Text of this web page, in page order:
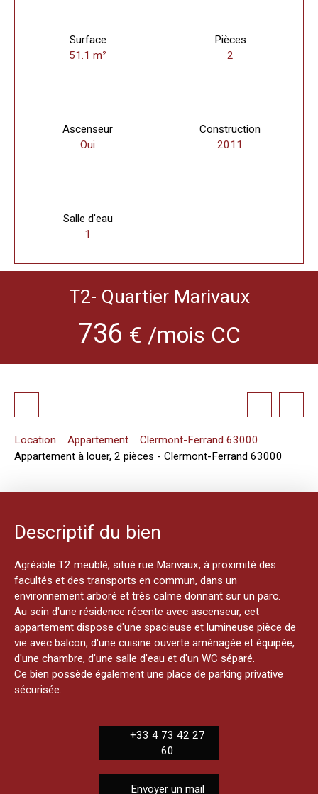
Surface
51.1m²
Pièces
2
Ascenseur
Oui
Construction
2011
Salle d'eau
1
T2- Quartier Marivaux
736 € /mois CC
Location Appartement
Clermont-Ferrand 63000
Appartement à louer, 2 pièces - Clermont-Ferrand 63000
Descriptif du bien
Agréable T2 meublé, situé rue Marivaux, à proximité des
facultés et des transports en commun, dans un
environnement arboré et très calme donnant sur un parc.
Au sein d'une résidence récente avec ascenseur, cet
appartement dispose d'une spacieuse et lumineuse pièce de
vie avec balcon, d'une cuisine ouverte aménagée et équipée,
d'une chambre, d'une salle d'eau et d'un WC séparé.
Ce bien possède également une place de parking privative
sécurisée.
+33 4 73 42 27
60
Envoyer un mail